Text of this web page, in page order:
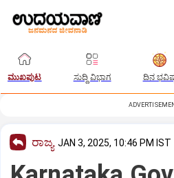
ಮುಖಪುಟ ಸುದ್ದಿ ವಿಭಾಗ ದಿನ
ರಾಜ್ಯ JAN 3, 2025, 10:46 PM IST